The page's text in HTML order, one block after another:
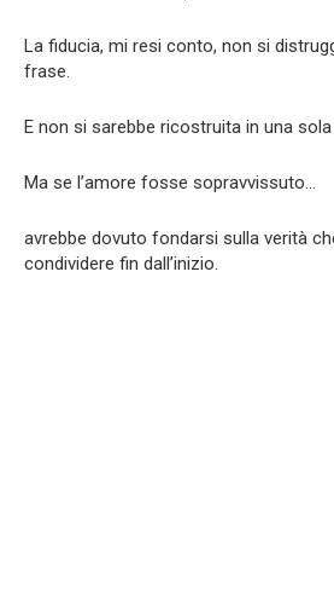
La fiducia, mi resi conto, non si
frase.
E non si sarebbe ricostruita in una
Ma se l’amore fosse sopravvissuto…
avrebbe dovuto fondarsi sulla verità
condividere fin dall’inizio.